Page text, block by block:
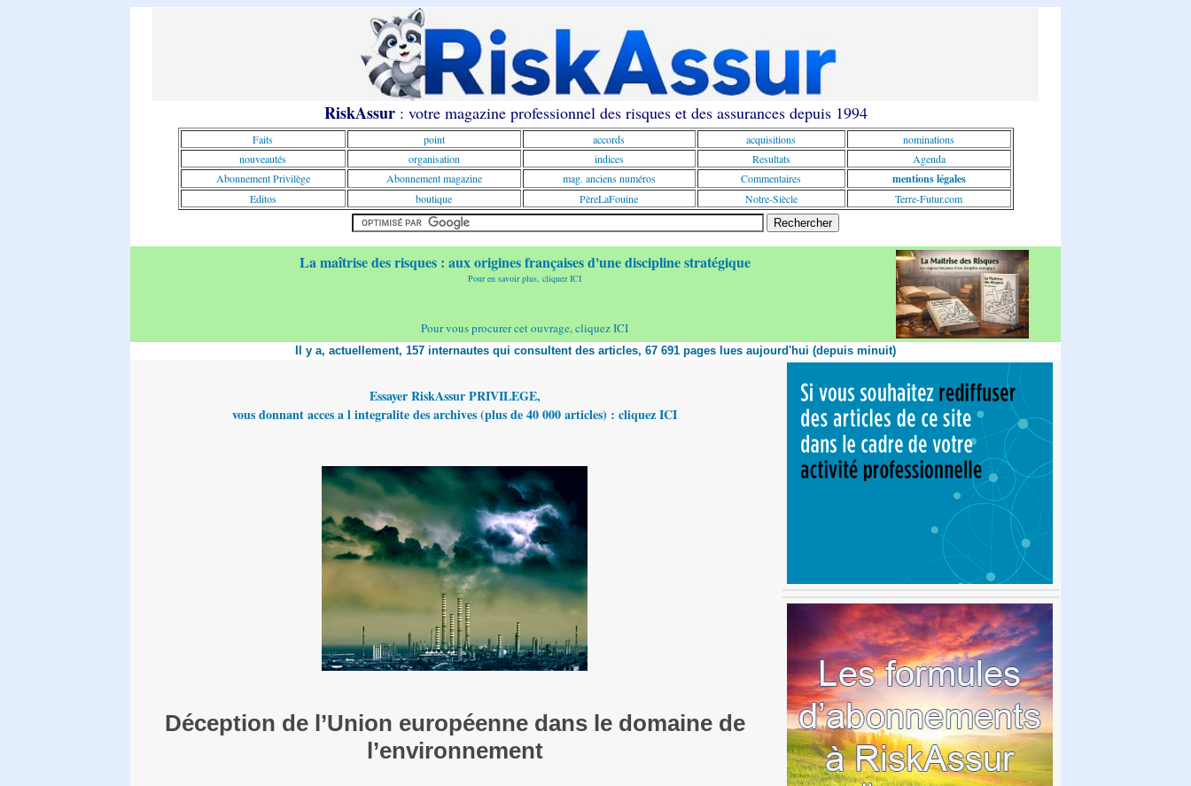
RiskAssur: votre magazine professionnel des risques et des assurances depuis 1994
Faits point accords acquisitions
nominations
nouveautés
organisation indices Resultats
Agenda
Abonnement Privilège
Abonnement magazine mag. anciens numéros Commentaires mentions légales
Editos boutique PèreLaFouine Notre-Siècle Terre-Futur.com
La maîtrise des risques : aux origines françaises d'une discipline stratégique
Pour en savoir plus, cliquez ICI
Pour vous procurer cet ouvrage, cliquez ICI
Il y a, actuellement, 157 internautes qui consultent des articles, 67 691 pages lues aujourd'hui (depuis minuit)
Essayer RiskAssur PRIVILEGE,
vous donnant acces a l integralite des archives (plus de 40 000 articles) : cliquez ICI
Déception de l’Union européenne dans le domaine de
l’environnement